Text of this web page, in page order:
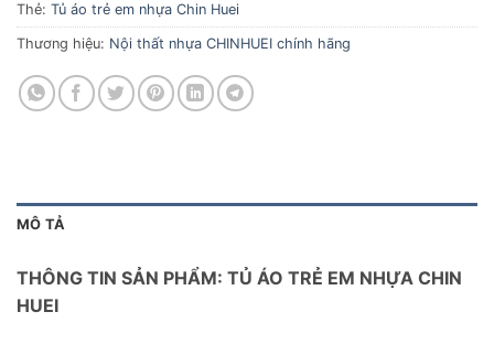
Thẻ: Tủ áo trẻ em nhựa Chin Huei
Thương hiệu: Nội thất nhựa CHINHUEI chính hãng
MÔ TẢ
THÔNG TIN SẢN PHẨM: TỦ ÁO TRẺ EM NHỰA CHIN
HUEI